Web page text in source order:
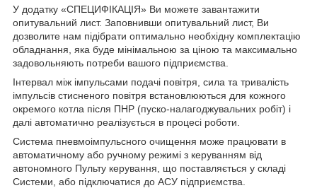
У додатку «СПЕЦИФІКАЦІЯ» Ви можете завантажити
опитувальний лист. Заповнивши опитувальний лист, Ви
дозволите нам підібрати оптимально необхідну комплектацію
обладнання, яка буде мінімальною за ціною та максимально
задовольняють потреби вашого підприємства.
Інтервал між імпульсами подачі повітря, сила та тривалість
імпульсів стисненого повітря встановлюються для кожного
окремого котла після ПНР (пуско-налагоджувальних робіт) і
далі автоматично реалізується в процесі роботи.
Система пневмоімпульсного очищення може працювати в
автоматичному або ручному режимі з керуванням від
автономного Пульту керування, що поставляється у складі
Системи, або підключатися до АСУ підприємства.